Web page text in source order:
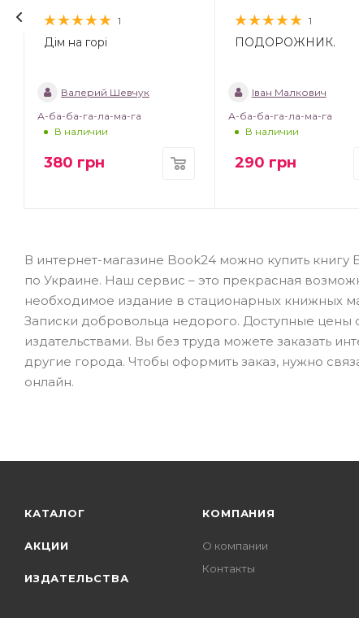
1
Дім на горі
Валерий Шевчук
А-ба-ба-га-ла-ма-га
В наличии
380 грн
1
ПОДОРОЖНИК.
Іван Малкович
А-ба-ба-га-ла-ма-га
В наличии
290 грн
В интернет-магазине Book24 можно купить
по Украине. Наш сервис – это прекрасная
необходимое издание в стационарных книжных
Записки добровольца недорого. Доступные цены
издательствами. Вы без труда можете заказать
другие города. Чтобы оформить заказ, нужно
онлайн.
КАТАЛОГ
АКЦИИ
ИЗДАТЕЛЬСТВА
КОМПАНИЯ
О компании
Контакты